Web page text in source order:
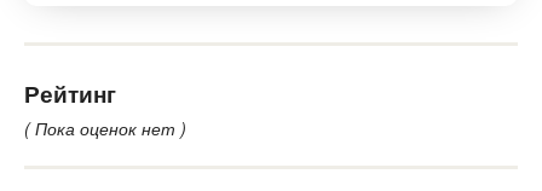
Рейтинг
( Пока оценок нет )